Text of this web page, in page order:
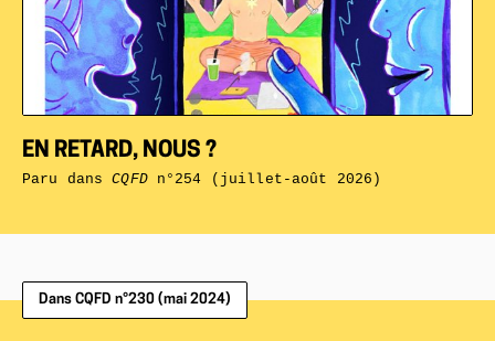
EN RETARD, NOUS ?
Paru dansCQFDn°254 (juillet-août 2026)
Dans CQFD n°230 (mai 2024)